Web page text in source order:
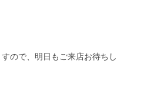
ので、明日もご来店お待ちし